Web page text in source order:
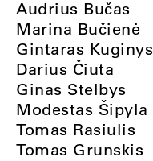
Audrius Bučas
Marina Bučienė
Gintaras Kuginys
Darius Čiuta
Ginas Stelbys
Modestas Šipyla
Tomas Rasiulis
Tomas Grunskis